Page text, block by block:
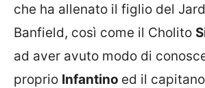
che ha allenato il figlio del
Banfield, così come il Cholito
ad aver avuto modo di
proprio Infantino ed il